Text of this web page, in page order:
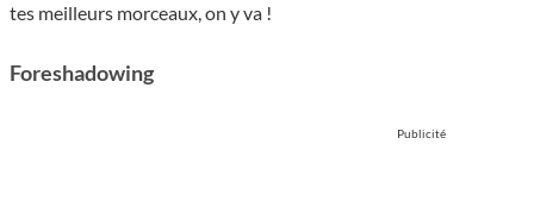
tes meilleurs morceaux, on y va !
Foreshadowing
Publicité